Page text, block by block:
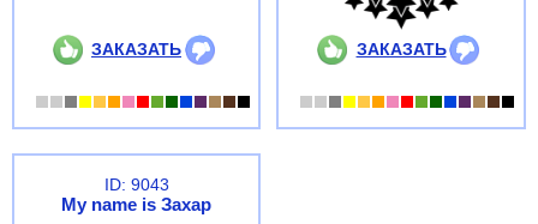
ЗАКАЗАТЬ ЗАКАЗАТЬ
ID: 9043
My name is Захар